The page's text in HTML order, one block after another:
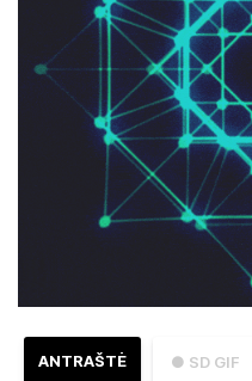
● SD GIF
ANTRAŠTĖ